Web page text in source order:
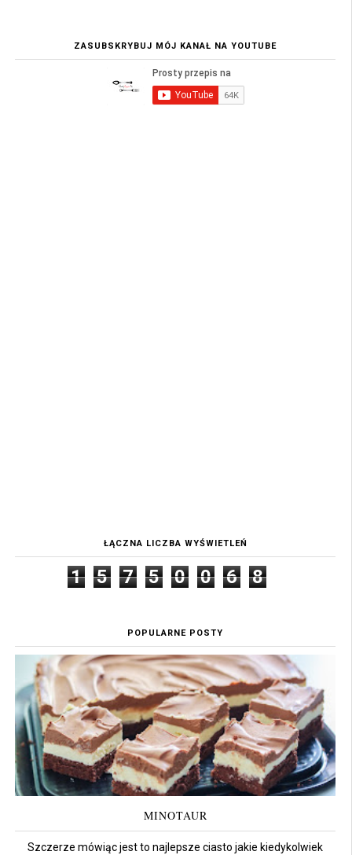
ZASUBSKRYBUJ MÓJ KANAŁ NA YOUTUBE
ŁĄCZNA LICZBA WYŚWIETLEŃ
1 5 7 5 0 0 6 8
POPULARNE POSTY
MINOTAUR
Szczerze mówiąc jest to najlepsze ciasto jakie kiedykolwiek